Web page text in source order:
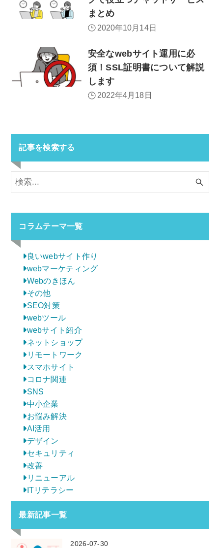
まとめ
2020年10月14日
安全なwebサイト運用に必
須！SSL証明書について解説
します
2022年4月18日
記事を検索する
コラムテーマ一覧
良いwebサイト作り
webマーケティング
Webのきほん
その他
SEO対策
webツール
webサイト紹介
ネットショップ
リモートワーク
スマホサイト
コロナ関連
SNS
中小企業
お悩み解決
AI活用
デザイン
セキュリティ
改善
リニューアル
ITリテラシー
最新記事一覧
2026-07-30